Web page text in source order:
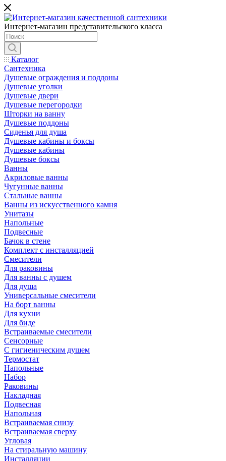
Интернет-магазин представительского класса
Каталог
Сантехника
Душевые ограждения и поддоны
Душевые уголки
Душевые двери
Душевые перегородки
Шторки на ванну
Душевые поддоны
Сиденья для душа
Душевые кабины и боксы
Душевые кабины
Душевые боксы
Ванны
Акриловые ванны
Чугунные ванны
Стальные ванны
Ванны из искусственного камня
Унитазы
Напольные
Подвесные
Бачок в стене
Комплект с инсталляцией
Смесители
Для раковины
Для ванны с душем
Для душа
Универсальные смесители
На борт ванны
Для кухни
Для биде
Встраиваемые смесители
Сенсорные
С гигиеническим душем
Термостат
Напольные
Набор
Раковины
Накладная
Подвесная
Напольная
Встраиваемая снизу
Встраиваемая сверху
Угловая
На стиральную машину
Инсталляции